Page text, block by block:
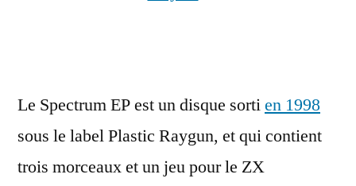
Le Spectrum EP est un disque sortien 1998
sous le label Plastic Raygun, et qui contient
trois morceaux et un jeu pour le ZX